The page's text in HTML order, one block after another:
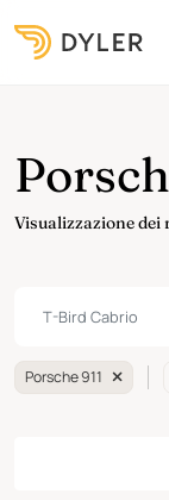
Visualizzazione dei
Porsche 911